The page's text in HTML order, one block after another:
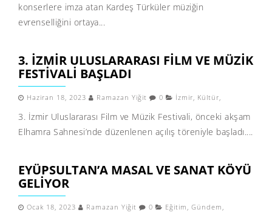
konserlere imza atan Kardeş Türküler müziğin
evrenselliğini ortaya...
3. İZMIR ULUSLARARASI FILM VE MÜZIK
FESTIVALI BAŞLADI
Haziran 18, 2023 Ramazan Yiğit 0 İzmir, Kültür,
3. İzmir Uluslararası Film ve Müzik Festivali, önceki akşam
Elhamra Sahnesi’nde düzenlenen açılış töreniyle başladı....
EYÜPSULTAN’A MASAL VE SANAT KÖYÜ
GELIYOR
Ocak 18, 2023 Ramazan Yiğit 0 Eğitim , Gündem ,